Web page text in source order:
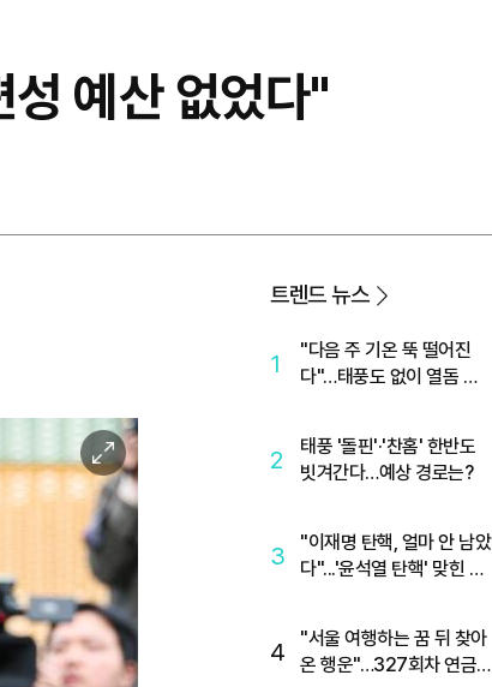
예산 없었다"
이
미
지
확
대
트렌드 뉴스
1
"다음 주 기온 뚝 떨어진
다"…태풍도 없이 열돔 박
2
태풍 '돌핀'·'찬홈' 한반도
빗겨간다…예상 경로는?
3
"이재명 탄핵, 얼마 안 남았
다"...'윤석열 탄핵' 맞힌 무
4
"서울 여행하는 꿈 뒤 찾아
온 행운"…327회차 연금